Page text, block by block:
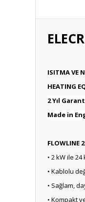
ISITMA ­VE
HEATING
2 Yıl
Made in
FLOWLINE 2
• 2 kW ile
• Kablolu
• Sağlam,
• Kompakt